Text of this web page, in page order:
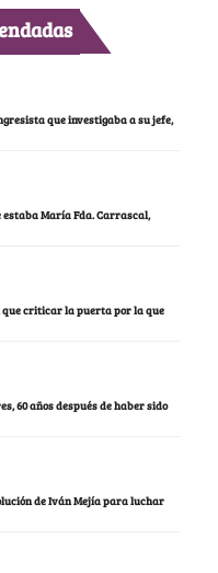
que investigaba a su jefe,
María Fda. Carrascal,
que criticar la puerta por la que
60 años después de haber sido
de Iván Mejía para luchar